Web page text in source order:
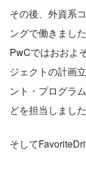
その後、外資系
ングで働きました
PwCではおおよ
ジェクトの計画
ント・プログラ
どを担当しました
そして